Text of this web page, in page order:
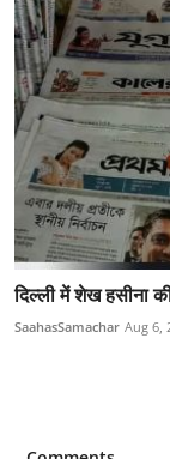
दिल्ली में शेख हसीना
SaahasSamachar Aug 6,